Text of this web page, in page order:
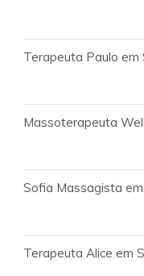
Terapeuta Paulo em
Massoterapeuta
Sofia Massagista
Terapeuta Alice em